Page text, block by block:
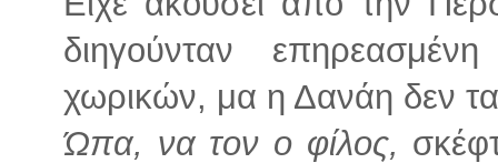
διηγούνταν
χωρικών, μα η Δανάη δεν τα
Ώπα, να τον ο φίλος,